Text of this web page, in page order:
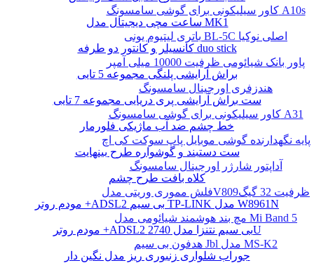
کاور سیلیکونی برای گوشی سامسونگ A10s
باتری لیتیوم یونی BL-5C اصلی نوکیا
پاور بانک شیائومی ظرفیت 10000 میلی آمپر
هندزفری اورجینال سامسونگ
کاور سیلیکونی برای گوشی سامسونگ A31
پایه نگهدارنده گوشی موبایل پاپ سوکت کی اچ
آداپتور شارژر اورجینال سامسونگ
فلش مموری وریتی مدلV809ظرفیت 32 گیگ
مچ بند هوشمند شیائومی مدل Mi Band 5
هدفون بی سیم Jbl مدل MS-K2
ساعت مچی دیجیتال مدل MK1
کانسیلر و کانتور دو طرفه duo stick
براش آرایشی پلنگی مجموعه 5 تایی
ست براش آرایشی پری دریایی مجموعه 7 تایی
خط چشم ضد آب ماژیکی فلورمار
ست دستبند و گوشواره طرح بینهایت
کلاه بافت طرح چشم
مودم روتر +ADSL2 بی سیم TP-LINK مدل W8961N
مودم روتر +ADSL2 بی سیم نتنزا مدل 2740U
جوراب شلواری زنبوری ریز مدل نگین دار